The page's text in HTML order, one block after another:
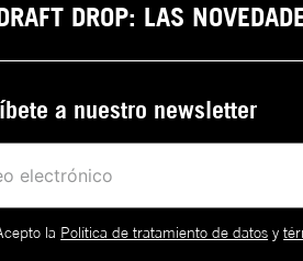
DROP: LAS
a nuestro newsletter
la Política de tratamiento de datos y